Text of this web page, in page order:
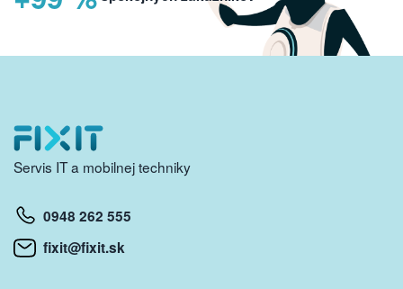
Servis IT a mobilnej techniky
0948 262 555
fixit@fixit.sk